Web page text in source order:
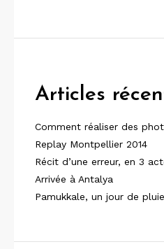
Articles
Comment réaliser des
Replay Montpellier 2014
Récit d’une erreur, en 3
Arrivée à Antalya
Pamukkale, un jour de pluie